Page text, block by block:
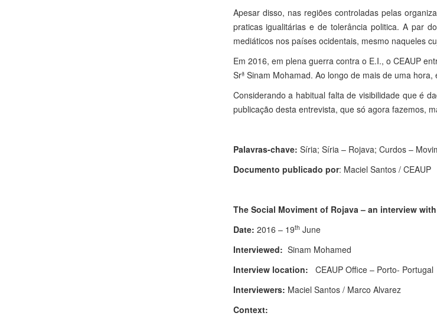
Apesar disso, nas regiões controladas pelas
praticas igualitárias e de tolerância politica. A par
mediáticos nos países ocidentais, mesmo naqueles
Em 2016, em plena guerra contra o E.I., o CEAUP
Srª Sinam Mohamad. Ao longo de mais de uma
Considerando a habitual falta de visibilidade que é
publicação desta entrevista, que só agora fazemos,
Palavras-chave: Síria; Síria – Rojava; Curdos –
Documento publicado por: Maciel Santos / CEAUP
The Social Moviment of Rojava – an interview
Date: 2016 – 19th June
Interviewed: Sinam Mohamed
Interview location: CEAUP Office – Porto- Portugal
Interviewers: Maciel Santos / Marco Alvarez
Context: